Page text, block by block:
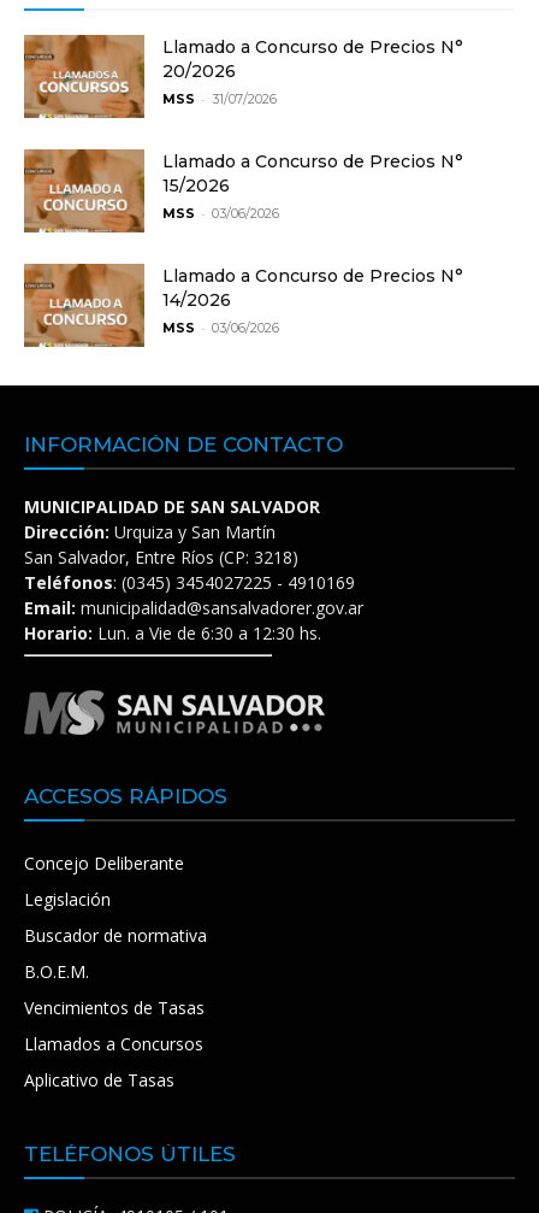
Llamado a Concurso de Precios N°
20/2026
MSS - 31/07/2026
Llamado a Concurso de Precios N°
15/2026
MSS - 03/06/2026
Llamado a Concurso de Precios N°
14/2026
MSS - 03/06/2026
INFORMACIÓN DE CONTACTO
MUNICIPALIDAD DE SAN SALVADOR
Dirección: Urquiza y San Martín
San Salvador, Entre Ríos (CP: 3218)
Teléfonos: (0345) 3454027225 - 4910169
Email: municipalidad@sansalvadorer.gov.ar
Horario: Lun. a Vie de 6:30 a 12:30 hs.
ACCESOS RÁPIDOS
Concejo Deliberante
Legislación
Buscador de normativa
B.O.E.M.
Vencimientos de Tasas
Llamados a Concursos
Aplicativo de Tasas
TELÉFONOS ÚTILES